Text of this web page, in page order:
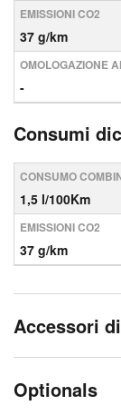
EMISSIONI CO2
37 g/km
OMOLOGAZIONE
-
Consumi
CONSUMO
1,5 l/100Km
EMISSIONI CO2
37 g/km
Accessori
Optionals